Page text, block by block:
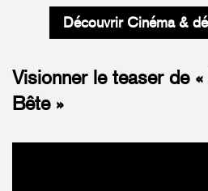
Découvrir Cinéma &
Visionner le teaser de
Bête »